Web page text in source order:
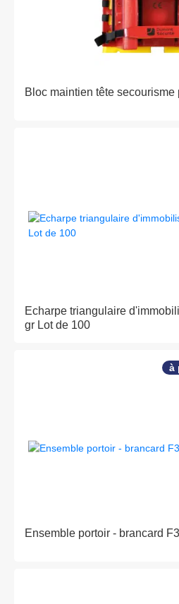
Bloc maintien tête secourisme
Echarpe triangulaire
gr Lot de 100
à
Ensemble portoir - brancard F3